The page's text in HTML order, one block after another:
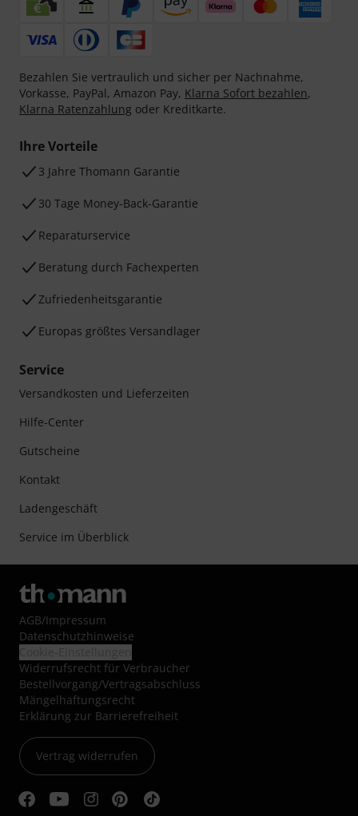
Bezahlen Sie vertraulich und sicher per Nachnahme,
Vorkasse, PayPal, Amazon Pay, Klarna Sofort bezahlen,
Klarna Ratenzahlung oder Kreditkarte.
Ihre Vorteile
3 Jahre Thomann Garantie
30 Tage Money-Back-Garantie
Reparaturservice
Beratung durch Fachexperten
Zufriedenheitsgarantie
Europas größtes Versandlager
Service
Versandkosten und Lieferzeiten
Hilfe-Center
Gutscheine
Kontakt
Ladengeschäft
Service im Überblick
AGB/Impressum
Datenschutzhinweise
Widerrufsrecht für Verbraucher
Bestellvorgang/Vertragsabschluss
Mängelhaftungsrecht
Erklärung zur Barrierefreiheit
Vertrag widerrufen